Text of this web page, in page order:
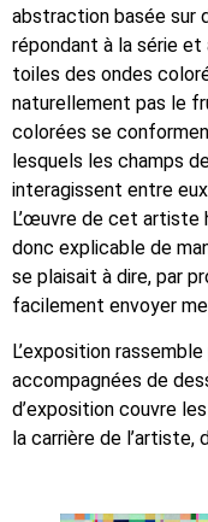
abstraction basée sur
répondant à la série
toiles des ondes
naturellement pas le
colorées se
lesquels les champs
interagissent entre
L’œuvre de cet artiste
donc explicable de
se plaisait à dire, par
facilement envoyer
L’exposition
accompagnées de
d’exposition couvre
la carrière de l’artiste,